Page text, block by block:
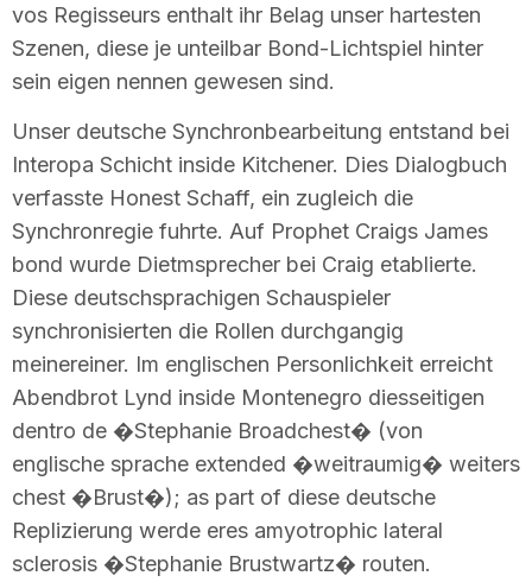
vos Regisseurs enthalt ihr Belag unser hartesten
Szenen, diese je unteilbar Bond-Lichtspiel hinter
sein eigen nennen gewesen sind.
Unser deutsche Synchronbearbeitung entstand bei
Interopa Schicht inside Kitchener. Dies Dialogbuch
verfasste Honest Schaff, ein zugleich die
Synchronregie fuhrte. Auf Prophet Craigs James
bond wurde Dietmsprecher bei Craig etablierte.
Diese deutschsprachigen Schauspieler
synchronisierten die Rollen durchgangig
meinereiner. Im englischen Personlichkeit erreicht
Abendbrot Lynd inside Montenegro diesseitigen
dentro de �Stephanie Broadchest� (von
englische sprache extended �weitraumig� weiters
chest �Brust�); as part of diese deutsche
Replizierung werde eres amyotrophic lateral
sclerosis �Stephanie Brustwartz� routen.